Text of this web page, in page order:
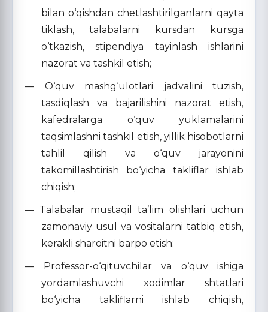
bilan o‘qishdan chetlashtirilganlarni qayta
tiklash, talabalarni kursdan kursga
o‘tkazish, stipendiya tayinlash ishlarini
nazorat va tashkil etish;
— O‘quv mashg‘ulotlari jadvalini tuzish,
tasdiqlash va bajarilishini nazorat etish,
kafedralarga o‘quv yuklamalarini
taqsimlashni tashkil etish, yillik hisobotlarni
tahlil qilish va o‘quv jarayonini
takomillashtirish bo‘yicha takliflar ishlab
chiqish;
— Talabalar mustaqil ta’lim olishlari uchun
zamonaviy usul va vositalarni tatbiq etish,
kerakli sharoitni barpo etish;
— Professor-o‘qituvchilar va o‘quv ishiga
yordamlashuvchi xodimlar shtatlari
bo‘yicha takliflarni ishlab chiqish,